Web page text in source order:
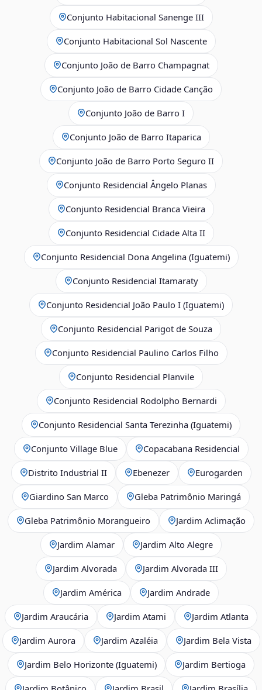
Conjunto Habitacional Sanenge III
Conjunto Habitacional Sol Nascente
Conjunto João de Barro Champagnat
Conjunto João de Barro Cidade Canção
Conjunto João de Barro I
Conjunto João de Barro Itaparica
Conjunto João de Barro Porto Seguro II
Conjunto Residencial Ângelo Planas
Conjunto Residencial Branca Vieira
Conjunto Residencial Cidade Alta II
Conjunto Residencial Dona Angelina (Iguatemi)
Conjunto Residencial Itamaraty
Conjunto Residencial João Paulo I (Iguatemi)
Conjunto Residencial Parigot de Souza
Conjunto Residencial Paulino Carlos Filho
Conjunto Residencial Planvile
Conjunto Residencial Rodolpho Bernardi
Conjunto Residencial Santa Terezinha (Iguatemi)
Conjunto Village Blue Copacabana Residencial
Distrito Industrial II Ebenezer Eurogarden
Giardino San Marco Gleba Patrimônio Maringá
Gleba Patrimônio Morangueiro Jardim Aclimação
Jardim Alamar Jardim Alto Alegre
Jardim Alvorada Jardim Alvorada III
Jardim América Jardim Andrade
Jardim Araucária Jardim Atami Jardim Atlanta
Jardim Aurora Jardim Azaléia Jardim Bela Vista
Jardim Belo Horizonte (Iguatemi) Jardim Bertioga